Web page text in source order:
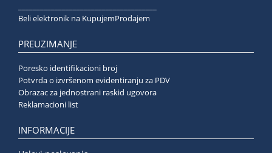
Beli elektronik na KupujemProdajem
PREUZIMANJE
Poresko identifikacioni broj
Potvrda o izvršenom evidentiranju za PDV
Obrazac za jednostrani raskid ugovora
Reklamacioni list
INFORMACIJE